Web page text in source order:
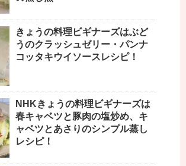
きょうの料理ビギナーズはぶど
うのクラッシュゼリー・パンナ
コッタキウイソースレシピ！
NHKきょうの料理ビギナーズは
春キャベツと豚肉の塩炒め、キ
ャベツとあさりのシンプル蒸し
レシピ！